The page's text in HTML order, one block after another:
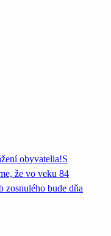
obyvatelia!S
že vo veku 84
zosnulého bude dňa